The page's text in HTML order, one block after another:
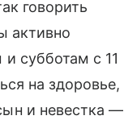
говорить
активно
субботам с 11
на здоровье,
и невестка —